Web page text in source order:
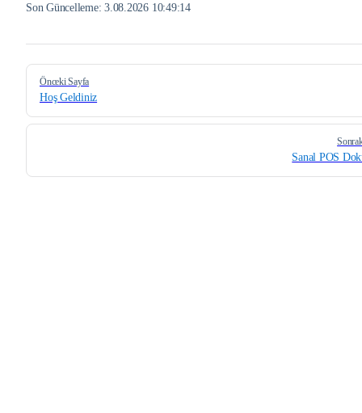
Son Güncelleme:3.08.2026 10:49:14
Pager
Önceki Sayfa
Hoş Geldiniz
Sanal POS